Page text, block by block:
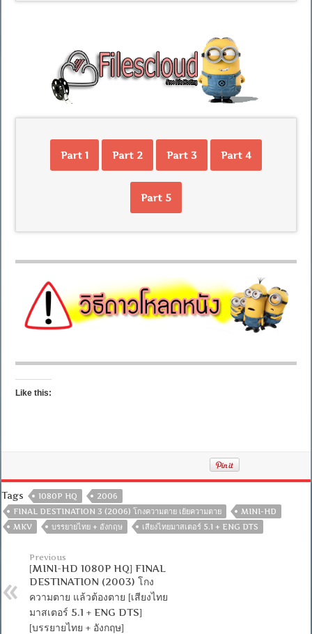
Part 1 Part 2 Part 3 Part 4
Part 5
Like this:
Tags 1080P HQ
2006
FINAL DESTINATION 3 (2006) โกงความตาย เย้ยความตาย
MINI-HD
MKV
บรรยายไทย + อังกฤษ เสียงไทยมาสเตอร์ 5.1 + ENG DTS
Previous
[MINI-HD 1080P HQ] FINAL
DESTINATION (2003) โกง
ความตาย แล้วต้องตาย [เสียงไทย
มาสเตอร์ 5.1 + ENG DTS]
[บรรยายไทย + อังกฤษ]